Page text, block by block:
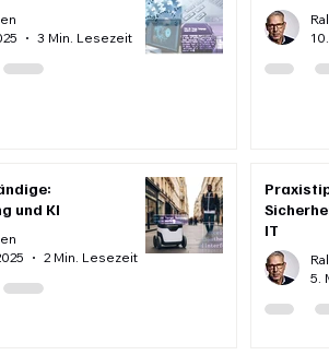
3 Min. Lesezeit
und KI
2 Min. Lesezeit
IT
5.